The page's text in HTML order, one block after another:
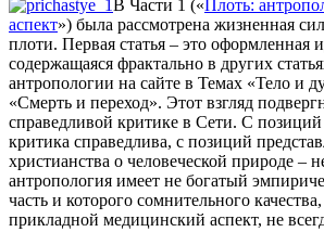
В Части 1 («Плоть:
аспект») была рассмотрена жизненная
плоти. Первая статья – это оформленная
содержащаяся фрактально в других
антропологии на сайте в Темах «Тело и
«Смерть и переход». Этот взгляд
справедливой критике в Сети. С
критика справедлива, с позиций
христианства о человеческой природе –
антропология имеет не богатый
часть и которого сомнительного
прикладной медицинский аспект, не